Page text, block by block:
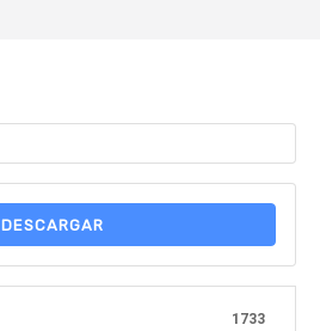
DESCARGAR
1733